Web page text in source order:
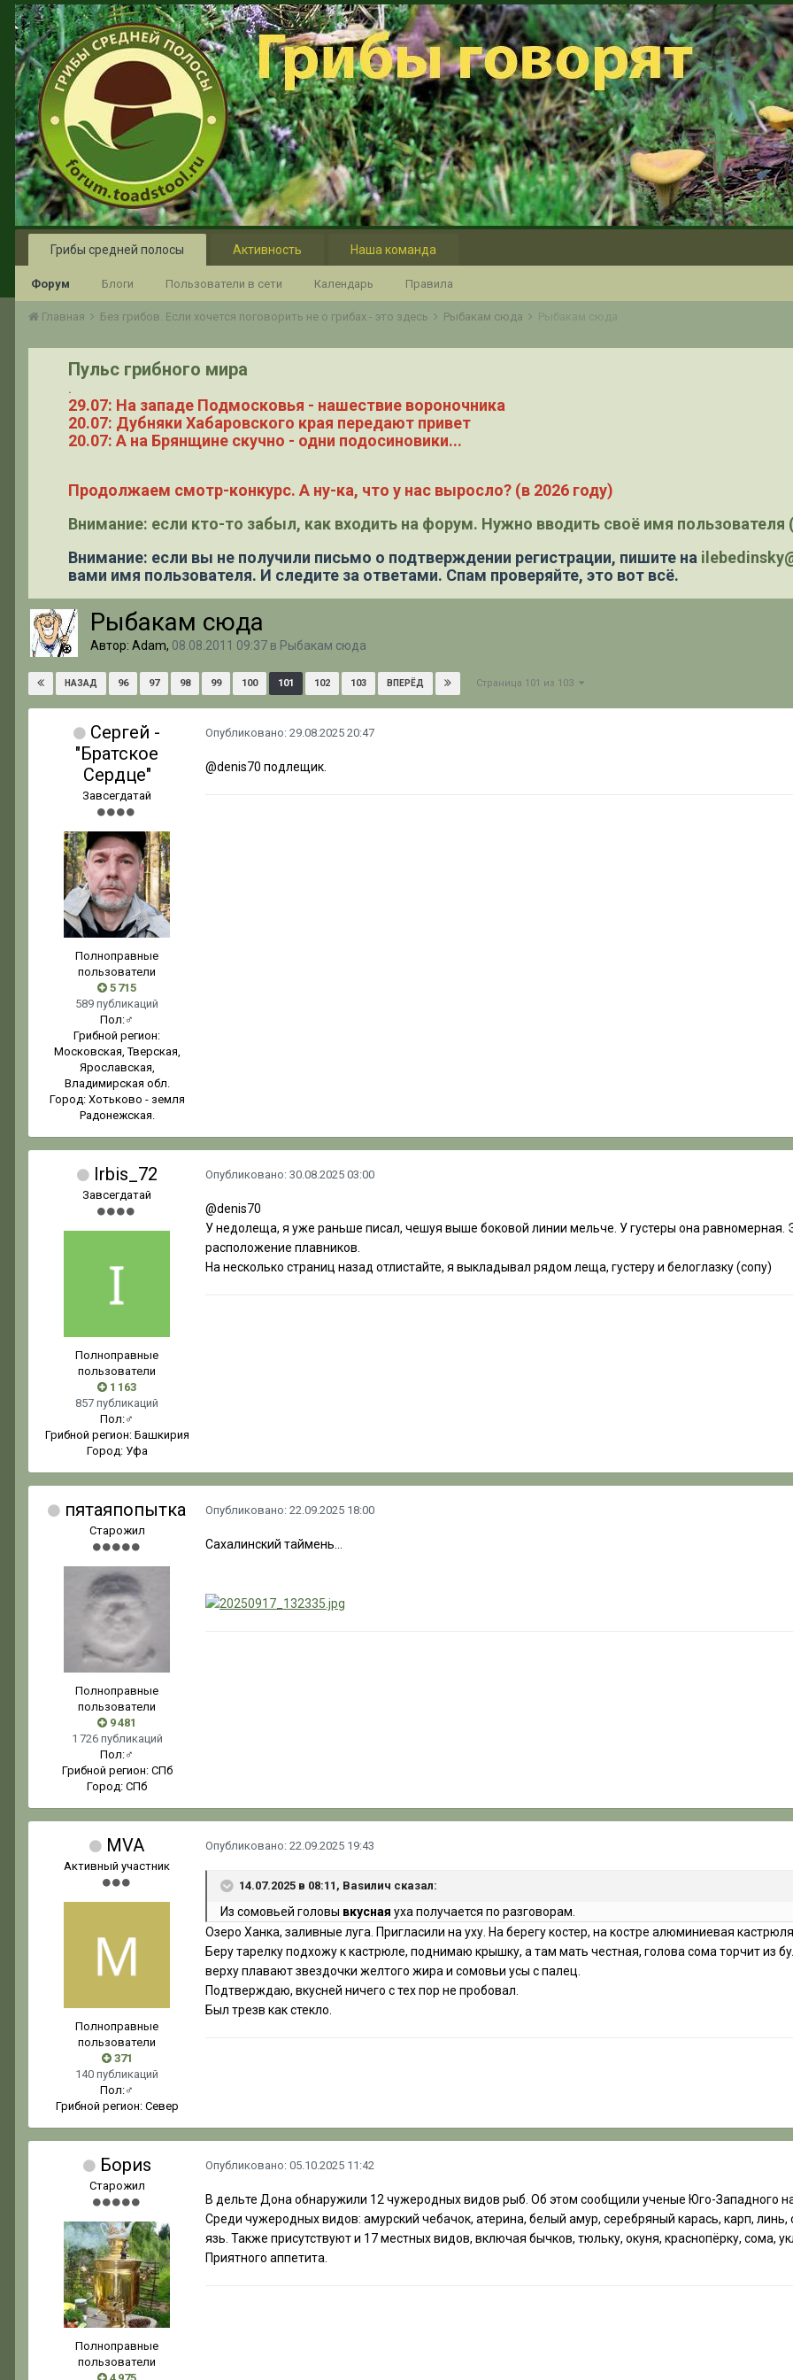
Грибы средней полосы
Форум Блоги Пользователи в сети Календарь Правила
Активность Наша команда
Главная Без грибов. Если хочется поговорить не о грибах - это здесь Рыбакам сюда Рыбакам сюда
Пульс грибного мира
.
29.07: На западе Подмосковья - нашествие вороночника
20.07: Дубняки Хабаровского края передают привет
20.07: А на Брянщине скучно - одни подосиновики...
Продолжаем смотр-конкурс. А ну-ка, что у нас выросло? (в 2026 году)
Внимание: если кто-то забыл, как входить на форум. Нужно вводить своё имя пользователя
Внимание: если вы не получили письмо о подтверждении регистрации, пишите на
вами имя пользователя. И следите за ответами. Спам проверяйте, это вот всё.
Рыбакам сюда
Автор: Adam, 08.08.2011 09:37 в Рыбакам сюда
НАЗАД 96 97 98 99 100 101 102 103 ВПЕРЁД Страница 101 из 103
Сергей -
"Братское
Сердце"
Завсегдатай
Полноправные
пользователи
5 715
589 публикаций
Пол:♂
Грибной регион:
Московская, Тверская,
Ярославская,
Владимирская обл.
Город: Хотьково - земля
Радонежская.
Опубликовано: 29.08.2025 20:47
@denis70 подлещик.
Irbis_72
Завсегдатай
Полноправные
пользователи
1 163
857 публикаций
Пол:♂
Грибной регион: Башкирия
Город: Уфа
Опубликовано: 30.08.2025 03:00
@denis70
У недолеща, я уже раньше писал, чешуя выше боковой линии мельче. У густеры она
расположение плавников.
На несколько страниц назад отлистайте, я выкладывал рядом леща, густеру и белоглазку (сопу)
пятаяпопытка
Старожил
Полноправные
пользователи
9 481
1 726 публикаций
Пол:♂
Грибной регион: СПб
Город: СПб
Опубликовано: 22.09.2025 18:00
Сахалинский таймень...
MVA
Активный участник
Полноправные
пользователи
371
140 публикаций
Пол:♂
Грибной регион: Север
Опубликовано: 22.09.2025 19:43
14.07.2025 в 08:11, Ваsилич сказал:
Из сомовьей головы вкусная уха получается по разговорам.
Озеро Ханка, заливные луга. Пригласили на уху. На берегу костер, на костре алюминиевая
Беру тарелку подхожу к кастрюле, поднимаю крышку, а там мать честная, голова сома торчит из
верху плавают звездочки желтого жира и сомовьи усы с палец.
Подтверждаю, вкусней ничего с тех пор не пробовал.
Был трезв как стекло.
Бориs
Старожил
Полноправные
пользователи
Опубликовано: 05.10.2025 11:42
В дельте Дона обнаружили 12 чужеродных видов рыб. Об этом сообщили ученые Юго-Западного
Среди чужеродных видов: амурский чебачок, атерина, белый амур, серебряный карась, карп,
язь. Также присутствуют и 17 местных видов, включая бычков, тюльку, окуня, краснопёрку, сома,
Приятного аппетита.